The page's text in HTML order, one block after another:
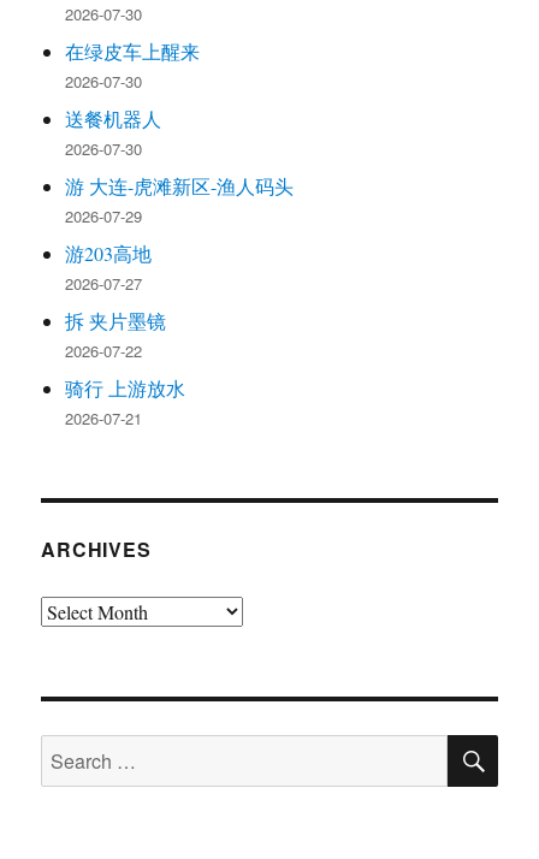
2026-07-30
在绿皮车上醒来
2026-07-30
送餐机器人
2026-07-30
游 大连-虎滩新区-渔人码头
2026-07-29
游203高地
2026-07-27
拆 夹片墨镜
2026-07-22
骑行 上游放水
2026-07-21
ARCHIVES
Archives
Search
for: